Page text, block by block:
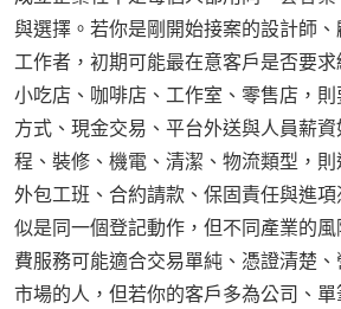
與選擇。若你是剛開始接案的設計師
工作者，初期可能最在意客戶是否要
小吃店、咖啡店、工作室、零售店，
方式、現金交易、平台外送與人員薪
程、裝修、機電、清潔、物流類型，則
外包工班、合約請款、保固責任與進
似是同一個登記動作，但不同產業的
費服務可能適合交易單純、憑證清楚
市場的人，但若你的客戶多為公司、